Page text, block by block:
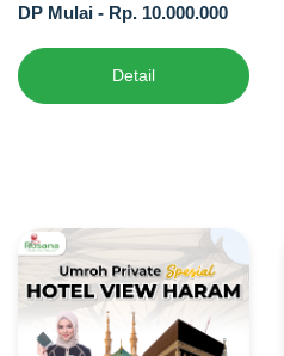
DP Mulai - Rp. 10.000.000
Detail